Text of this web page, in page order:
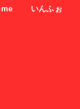
いんふぉ